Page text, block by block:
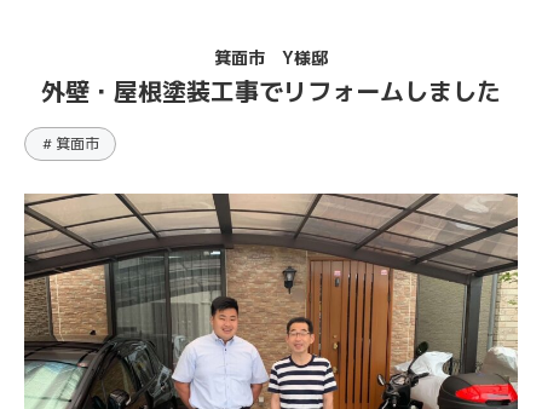
箕面市 Y様邸
外壁・屋根塗装工事でリフォームしました
# 箕面市